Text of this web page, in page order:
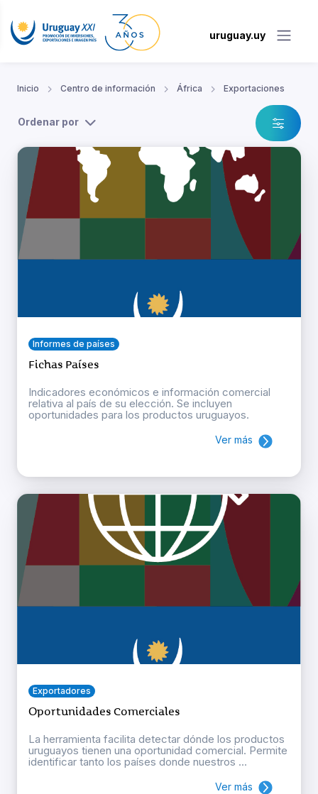
uruguay.uy
Inicio Centro de información África Exportaciones
Ordenar por
Informes de países
Fichas Países
Indicadores económicos e información comercial
relativa al país de su elección. Se incluyen
oportunidades para los productos uruguayos.
Ver más
Exportadores
Oportunidades Comerciales
La herramienta facilita detectar dónde los productos
uruguayos tienen una oportunidad comercial. Permite
identificar tanto los países donde nuestros ...
Ver más